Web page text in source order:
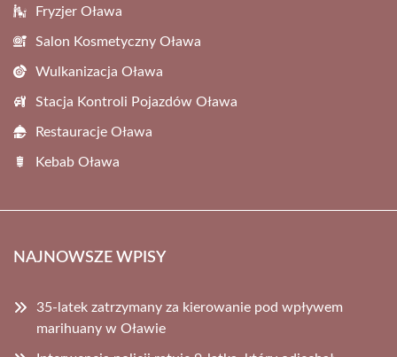
Fryzjer Oława
Salon Kosmetyczny Oława
Wulkanizacja Oława
Stacja Kontroli Pojazdów Oława
Restauracje Oława
Kebab Oława
NAJNOWSZE WPISY
35-latek zatrzymany za kierowanie pod wpływem
marihuany w Oławie